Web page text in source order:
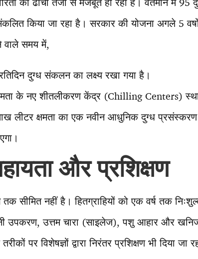
किया जा रहा है। सरकार की योजना अगले 5
समय में,
दुग्ध संकलन का लक्ष्य रखा गया है।
के नए शीतलीकरण केंद्र (Chilling Centers)
लीटर क्षमता का एक नवीन आधुनिक दुग्ध
और प्रशिक्षण
सीमित नहीं है। हितग्राहियों को एक वर्ष तक
उपकरण, उत्तम चारा (साइलेज), पशु आहार और
पर विशेषज्ञों द्वारा निरंतर प्रशिक्षण भी दिया जा